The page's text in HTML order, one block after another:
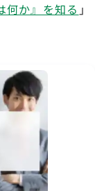
何か』を知る 」